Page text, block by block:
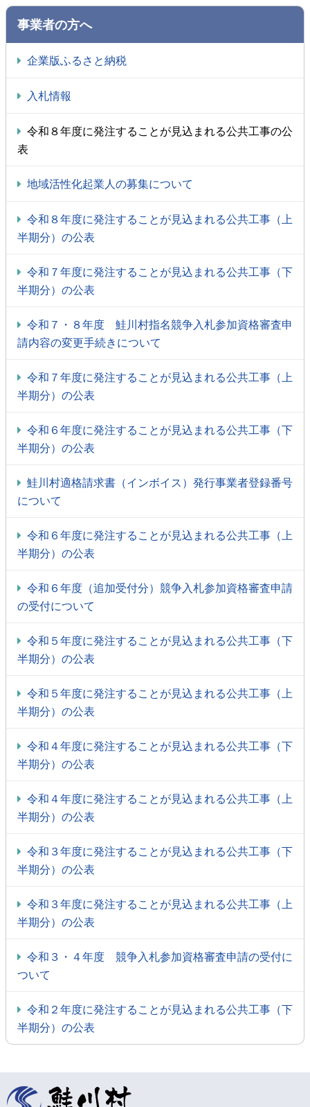
事業者の方へ
企業版ふるさと納税
入札情報
令和８年度に発注することが見込まれる公共工事の公
表
地域活性化起業人の募集について
令和８年度に発注することが見込まれる公共工事（上
半期分）の公表
令和７年度に発注することが見込まれる公共工事（下
半期分）の公表
令和７・８年度 鮭川村指名競争入札参加資格審査申
請内容の変更手続きについて
令和７年度に発注することが見込まれる公共工事（上
半期分）の公表
令和６年度に発注することが見込まれる公共工事（下
半期分）の公表
鮭川村適格請求書（インボイス）発行事業者登録番号
について
令和６年度に発注することが見込まれる公共工事（上
半期分）の公表
令和６年度（追加受付分）競争入札参加資格審査申請
の受付について
令和５年度に発注することが見込まれる公共工事（下
半期分）の公表
令和５年度に発注することが見込まれる公共工事（上
半期分）の公表
令和４年度に発注することが見込まれる公共工事（下
半期分）の公表
令和４年度に発注することが見込まれる公共工事（上
半期分）の公表
令和３年度に発注することが見込まれる公共工事（下
半期分）の公表
令和３年度に発注することが見込まれる公共工事（上
半期分）の公表
令和３・４年度 競争入札参加資格審査申請の受付に
ついて
令和２年度に発注することが見込まれる公共工事（下
半期分）の公表